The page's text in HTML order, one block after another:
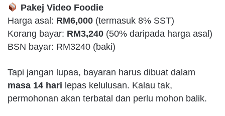
Pakej Video Foodie
Harga asal: RM6,000 (termasuk 8% SST)
Korang bayar: RM3,240 (50% daripada harga asal)
BSN bayar: RM3240 (baki)
Tapi jangan lupaa, bayaran harus dibuat dalam
masa 14 hari lepas kelulusan. Kalau tak,
permohonan akan terbatal dan perlu mohon balik.